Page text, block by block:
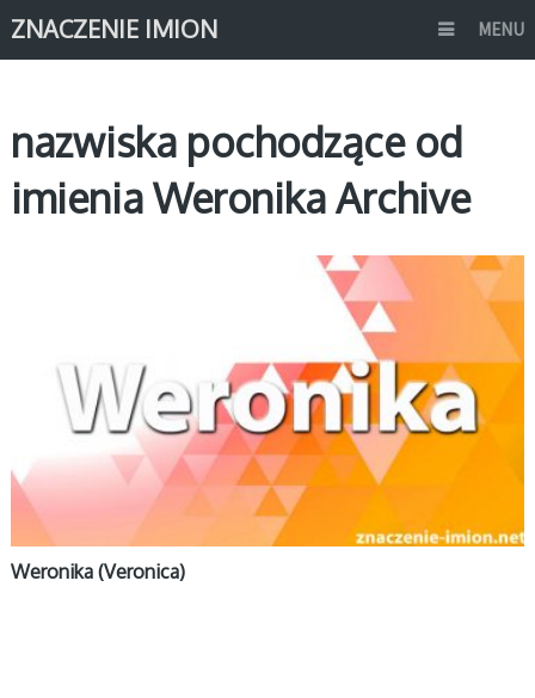
ZNACZENIE IMION MENU
nazwiska pochodzące od
imienia Weronika Archive
Weronika (Veronica)